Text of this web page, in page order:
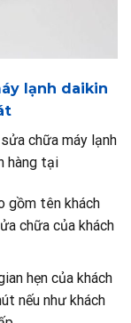
lạnh daikin
chữa máy lạnh
hàng tại
gồm tên khách
chữa của khách
hẹn của khách
nếu như khách